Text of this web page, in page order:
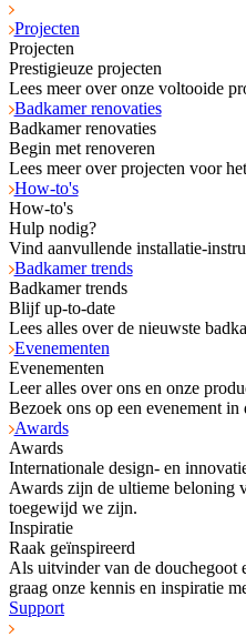
Projecten
Projecten
Prestigieuze projecten
Lees meer over onze voltooide
Badkamer renovaties
Badkamer renovaties
Begin met renoveren
Lees meer over projecten voor
How-to's
How-to's
Hulp nodig?
Vind aanvullende installatie-
Badkamer trends
Badkamer trends
Blijf up-to-date
Lees alles over de nieuwste
Evenementen
Evenementen
Leer alles over ons en onze
Bezoek ons op een evenement in
Awards
Awards
Internationale design- en
Awards zijn de ultieme beloning
toegewijd we zijn.
Inspiratie
Raak geïnspireerd
Als uitvinder van de
graag onze kennis en inspiratie
Support